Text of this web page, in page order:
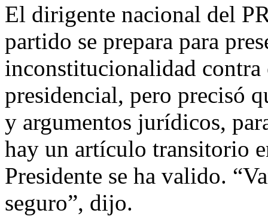
El dirigente nacional del
partido se prepara para
inconstitucionalidad contra
presidencial, pero precisó
y argumentos jurídicos,
hay un artículo transitorio
Presidente se ha valido.
seguro”, dijo.